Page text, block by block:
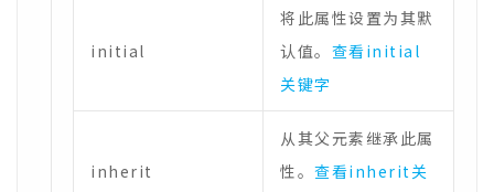
initial
将此属性设置为其默
认值。 查看initial
关键字
inherit
从其父元素继承此属
性。 查看inherit关